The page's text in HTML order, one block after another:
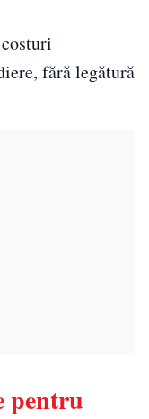
fără legătură
pentru